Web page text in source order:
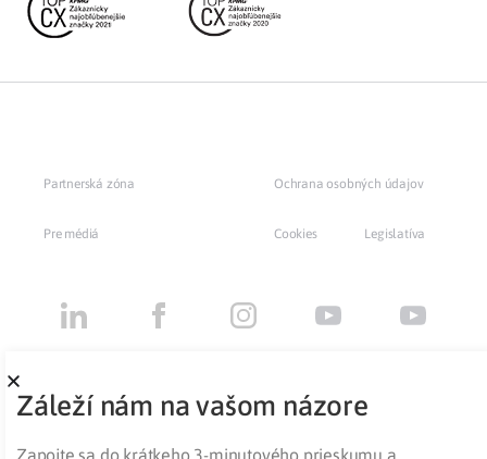
Partnerská zóna
Pre médiá
Ochrana osobných údajov
Cookies Legislatíva
Záleží nám na vašom názore
Zapojte sa do krátkeho 3-minutového prieskumu a